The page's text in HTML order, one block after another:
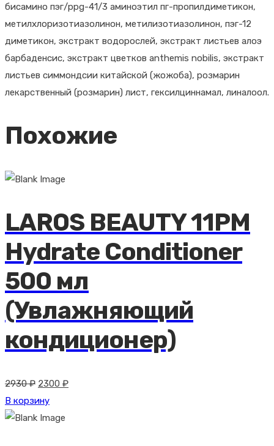
бисамино пэг/ppg-41/3 аминоэтил пг-пропилдиметикон,
метилхлоризотиазолинон, метилизотиазолинон, пэг-12
диметикон, экстракт водорослей, экстракт листьев алоэ
барбаденсис, экстракт цветков anthemis nobilis, экстракт
листьев симмондсии китайской (жожоба), розмарин
лекарственный (розмарин) лист, гексилциннамал, линалоол.
Похожие
LAROS BEAUTY 11PM
Hydrate Conditioner
500 мл
(Увлажняющий
кондиционер)
2930₽ Первоначальная
цена
составляла
2300 ₽Текущая
В корзину